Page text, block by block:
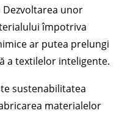
unor
împotriva
ar putea prelungi
a textilelor inteligente.
sustenabilitatea
materialelor